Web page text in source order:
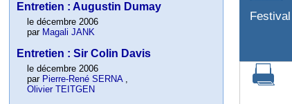
Festival
Entretien : Augustin Dumay
le décembre 2006
par Magali JANK
Entretien : Sir Colin Davis
le décembre 2006
par Pierre-René SERNA,
Olivier TEITGEN